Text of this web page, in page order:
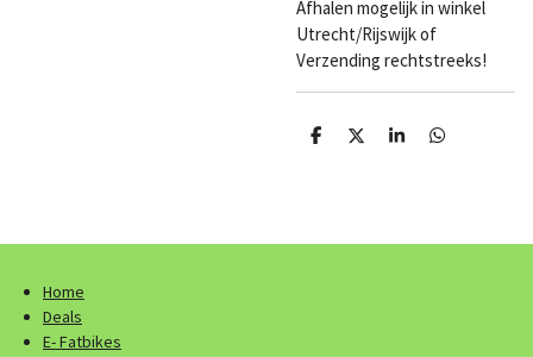
Afhalen mogelijk in winkel
Utrecht/Rijswijk of
Verzending rechtstreeks!
D
D
S
D
Home
Deals
E- Fatbikes